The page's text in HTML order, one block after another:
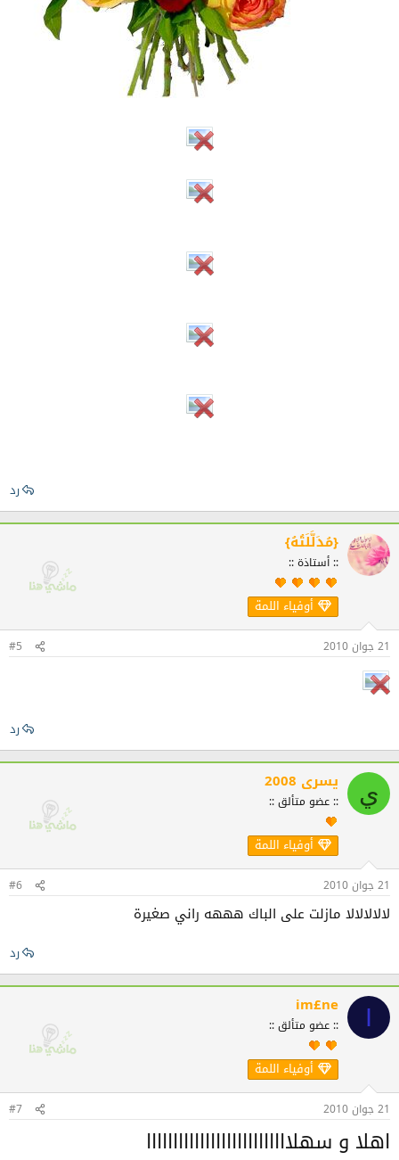
رد
{مُدَلَّلَتُهُ}
:: أستاذة ::
أوفياء اللمة
21 جوان 2010 #5
رد
ي يسرى 2008
:: عضو متألق ::
أوفياء اللمة
21 جوان 2010 #6
لالالالالا مازلت على الباك هههه راني صغيرة
رد
I
im£ne
:: عضو متألق ::
أوفياء اللمة
21 جوان 2010 #7
اهلا و سهلااااااااااااااااااااااااااا